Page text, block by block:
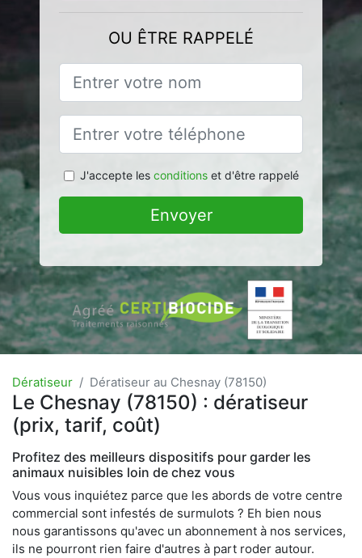
OU ÊTRE RAPPELÉ
J'accepte les conditionset d'être rappelé
Envoyer
Dératiseur Dératiseur au Chesnay (78150)
Le Chesnay (78150) : dératiseur
(prix, tarif, coût)
Profitez des meilleurs dispositifs pour garder les
animaux nuisibles loin de chez vous
Vous vous inquiétez parce que les abords de votre centre
commercial sont infestés de surmulots ? Eh bien nous
nous garantissons qu'avec un abonnement à nos services,
ils ne pourront rien faire d'autres à part roder autour.